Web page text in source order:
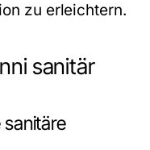
zu erleichtern.
sanitär